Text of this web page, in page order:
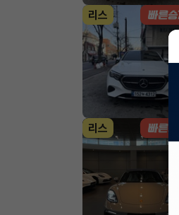
리스
리스